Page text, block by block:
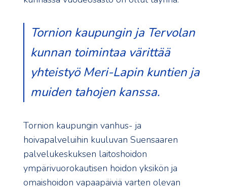
Tornion kaupungin ja Tervolan
kunnan toimintaa värittää
yhteistyö Meri-Lapin kuntien ja
muiden tahojen kanssa.
Tornion kaupungin vanhus- ja
hoivapalveluihin kuuluvan Suensaaren
palvelukeskuksen laitoshoidon
ympärivuorokautisen hoidon yksikön ja
omaishoidon vapaapäiviä varten olevan